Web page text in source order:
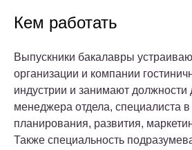
Кем работать
Выпускники бакалавры
организации и компании
индустрии и занимают должности
менеджера отдела, специалиста
планирования, развития,
Также специальность